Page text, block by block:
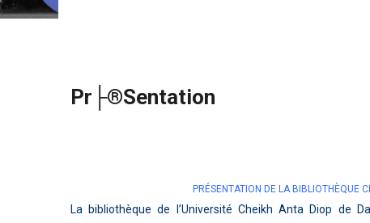
Pr├®sentation
PRÉSENTATION DE LA BIBLIOTHÈQUE
La bibliothèque de l’Université Cheikh Anta Diop de